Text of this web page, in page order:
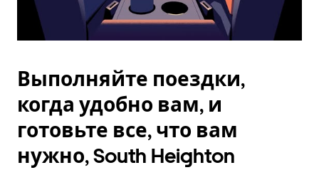
Выполняйте поездки,
когда удобно вам, и
готовьте все, что вам
нужно, South Heighton